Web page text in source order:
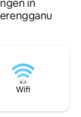
Beach. De villa heeft een mini putting
range, ping ping
Rantau Abang,
Cemerung
Perfect voor
in
Wifi